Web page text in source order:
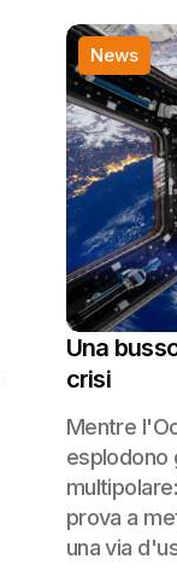
News
Una
crisi
Mentre
esplodono
prova a
una via